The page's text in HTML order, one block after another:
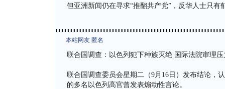
但亚洲新闻仍在寻求“推翻共产党”，反华人士只有
本站网友 匿名
联合国调查：以色列犯下种族灭绝 国际法院审理压
联合国调查委员会星期二（9月16日）发布结论，
的多名以色列高官曾发表煽动性言论。